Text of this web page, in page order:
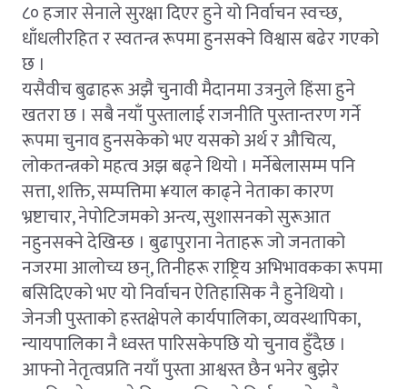
८० हजार सेनाले सुरक्षा दिएर हुने यो निर्वाचन स्वच्छ,
धाँधलीरहित र स्वतन्त्र रूपमा हुनसक्ने विश्वास बढेर गएको
छ ।
यसैवीच बुढाहरू अझै चुनावी मैदानमा उत्रनुले हिंसा हुने
खतरा छ । सबै नयाँ पुस्तालाई राजनीति पुस्तान्तरण गर्ने
रूपमा चुनाव हुनसकेको भए यसको अर्थ र औचित्य,
लोकतन्त्रको महत्व अझ बढ्ने थियो । मर्नेबेलासम्म पनि
सत्ता, शक्ति, सम्पत्तिमा ¥याल काढ्ने नेताका कारण
भ्रष्टाचार, नेपोटिजमको अन्त्य, सुशासनको सुरूआत
नहुनसक्ने देखिन्छ । बुढापुराना नेताहरू जो जनताको
नजरमा आलोच्य छन्, तिनीहरू राष्ट्रिय अभिभावकका रूपमा
बसिदिएको भए यो निर्वाचन ऐतिहासिक नै हुनेथियो ।
जेनजी पुस्ताको हस्तक्षेपले कार्यपालिका, व्यवस्थापिका,
न्यायपालिका नै ध्वस्त पारिसकेपछि यो चुनाव हुँदैछ ।
आफ्नो नेतृत्वप्रति नयाँ पुस्ता आश्वस्त छैन भनेर बुझेर